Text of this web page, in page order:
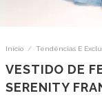
Início / Tendências E
VESTIDO DE
SERENITY